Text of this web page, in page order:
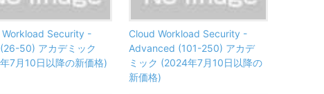
Workload Security -
50) アカデミック
7月10日以降の新価格)
Cloud Workload Security -
Advanced (101-250) アカデ
ミック (2024年7月10日以降の
新価格)